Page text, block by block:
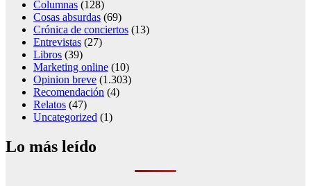
Columnas (128)
Cosas absurdas (69)
Crónica de conciertos (13)
Entrevistas (27)
Libros (39)
Marketing online (10)
Opinion breve (1.303)
Recomendación (4)
Relatos (47)
Uncategorized (1)
Lo más leído